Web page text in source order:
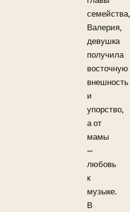
семейства,
Валерия,
девушка
получила
восточную
внешность
и
упорство,
а от
мамы
—
любовь
к
музыке.
В